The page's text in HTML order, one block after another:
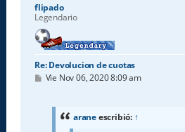
flipado
Legendario
Re: Devolucion de cuotas
M
Vie Nov 06, 2020 8:09 am
araneescribió: ↑